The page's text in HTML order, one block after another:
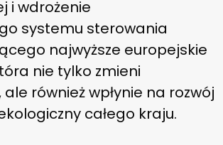
i wdrożenie
systemu sterowania
najwyższe europejskie
nie tylko zmieni
również wpłynie na rozwój
całego kraju.